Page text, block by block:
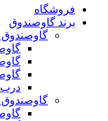
فروشگاه
برند گاوصندوق
گاوصندوق
درب
گاوصندوق